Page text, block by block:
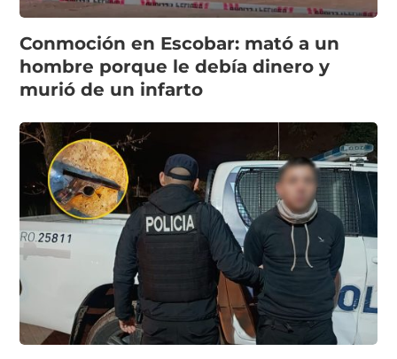
Conmoción en Escobar: mató a un
hombre porque le debía dinero y
murió de un infarto